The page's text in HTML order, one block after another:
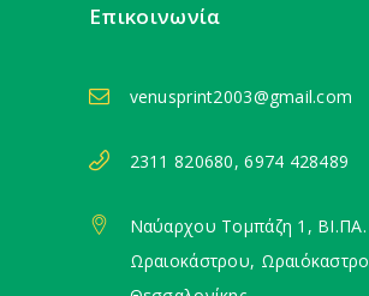
Επικοινωνία
venusprint2003@gmail.com
2311 820680, 6974 428489
Ναύαρχου Τομπάζη 1, ΒΙ.ΠΑ.
Ωραιοκάστρου, Ωραιόκαστρο